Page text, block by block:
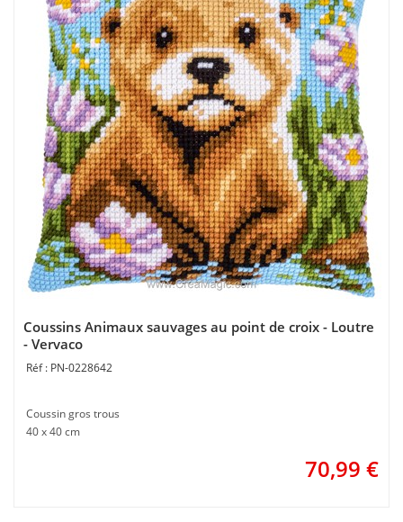
Coussins Animaux sauvages au point de croix - Loutre
- Vervaco
PN-0228642
Coussin gros trous
40 x 40 cm
70,99 €